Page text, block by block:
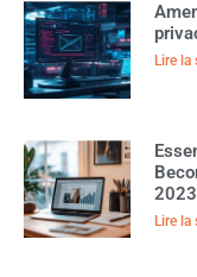
Lire la
2023
Lire la